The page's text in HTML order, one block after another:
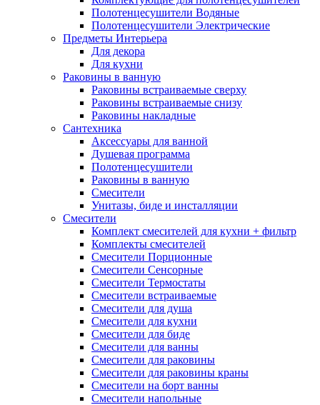
Полотенцесушители Водяные
Полотенцесушители Электрические
Предметы Интерьера
Для декора
Для кухни
Раковины в ванную
Раковины встраиваемые сверху
Раковины встраиваемые снизу
Раковины накладные
Сантехника
Аксессуары для ванной
Душевая программа
Полотенцесушители
Раковины в ванную
Смесители
Унитазы, биде и инсталляции
Смесители
Комплект смесителей для кухни + фильтр
Комплекты смесителей
Смесители Порционные
Смесители Сенсорные
Смесители Термостаты
Смесители встраиваемые
Смесители для душа
Смесители для кухни
Смесители для биде
Смесители для ванны
Смесители для раковины
Смесители для раковины краны
Смесители на борт ванны
Смесители напольные